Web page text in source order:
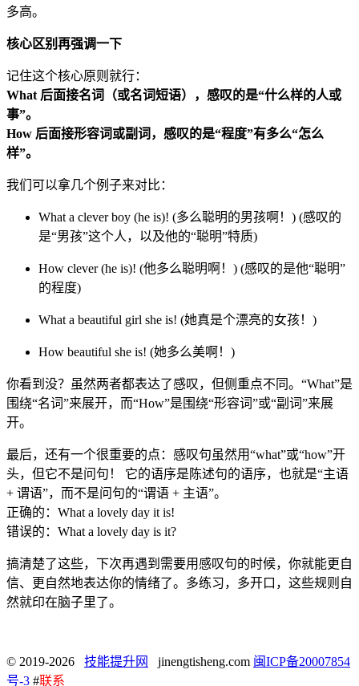
多高。
核心区别再强调一下
记住这个核心原则就行：
What 后面接名词（或名词短语），感叹的是“什么样的人或
事”。
How 后面接形容词或副词，感叹的是“程度”有多么“怎么
样”。
我们可以拿几个例子来对比：
What a clever boy (he is)! (多么聪明的男孩啊！) (感叹的
是“男孩”这个人，以及他的“聪明”特质)
How clever (he is)! (他多么聪明啊！) (感叹的是他“聪明”
的程度)
What a beautiful girl she is! (她真是个漂亮的女孩！)
How beautiful she is! (她多么美啊！)
你看到没？虽然两者都表达了感叹，但侧重点不同。“What”是
围绕“名词”来展开，而“How”是围绕“形容词”或“副词”来展
开。
最后，还有一个很重要的点：感叹句虽然用“what”或“how”开
头，但它不是问句！ 它的语序是陈述句的语序，也就是“主语
+ 谓语”，而不是问句的“谓语 + 主语”。
正确的：What a lovely day it is!
错误的：What a lovely day is it?
搞清楚了这些，下次再遇到需要用感叹句的时候，你就能更自
信、更自然地表达你的情绪了。多练习，多开口，这些规则自
然就印在脑子里了。
© 2019-2026 技能提升网 jinengtisheng.com 闽ICP备20007854
号-3 #联系